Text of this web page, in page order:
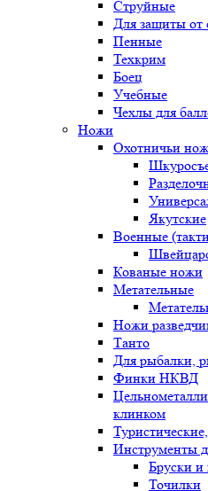
Струйные
Для защиты от
Пенные
Техкрим
Боец
Учебные
Чехлы для
Ножи
Охотничьи
Якутские
Военные
Кованые ножи
Метательные
Ножи
Танто
Для рыбалки,
Финки НКВД
клинком
Инструменты
Бруски и
Точилки